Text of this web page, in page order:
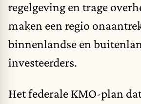
regelgeving en trage
maken een regio
binnenlandse en
investeerders.
Het federale KMO-plan